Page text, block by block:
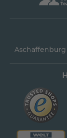
Aschaffenburg